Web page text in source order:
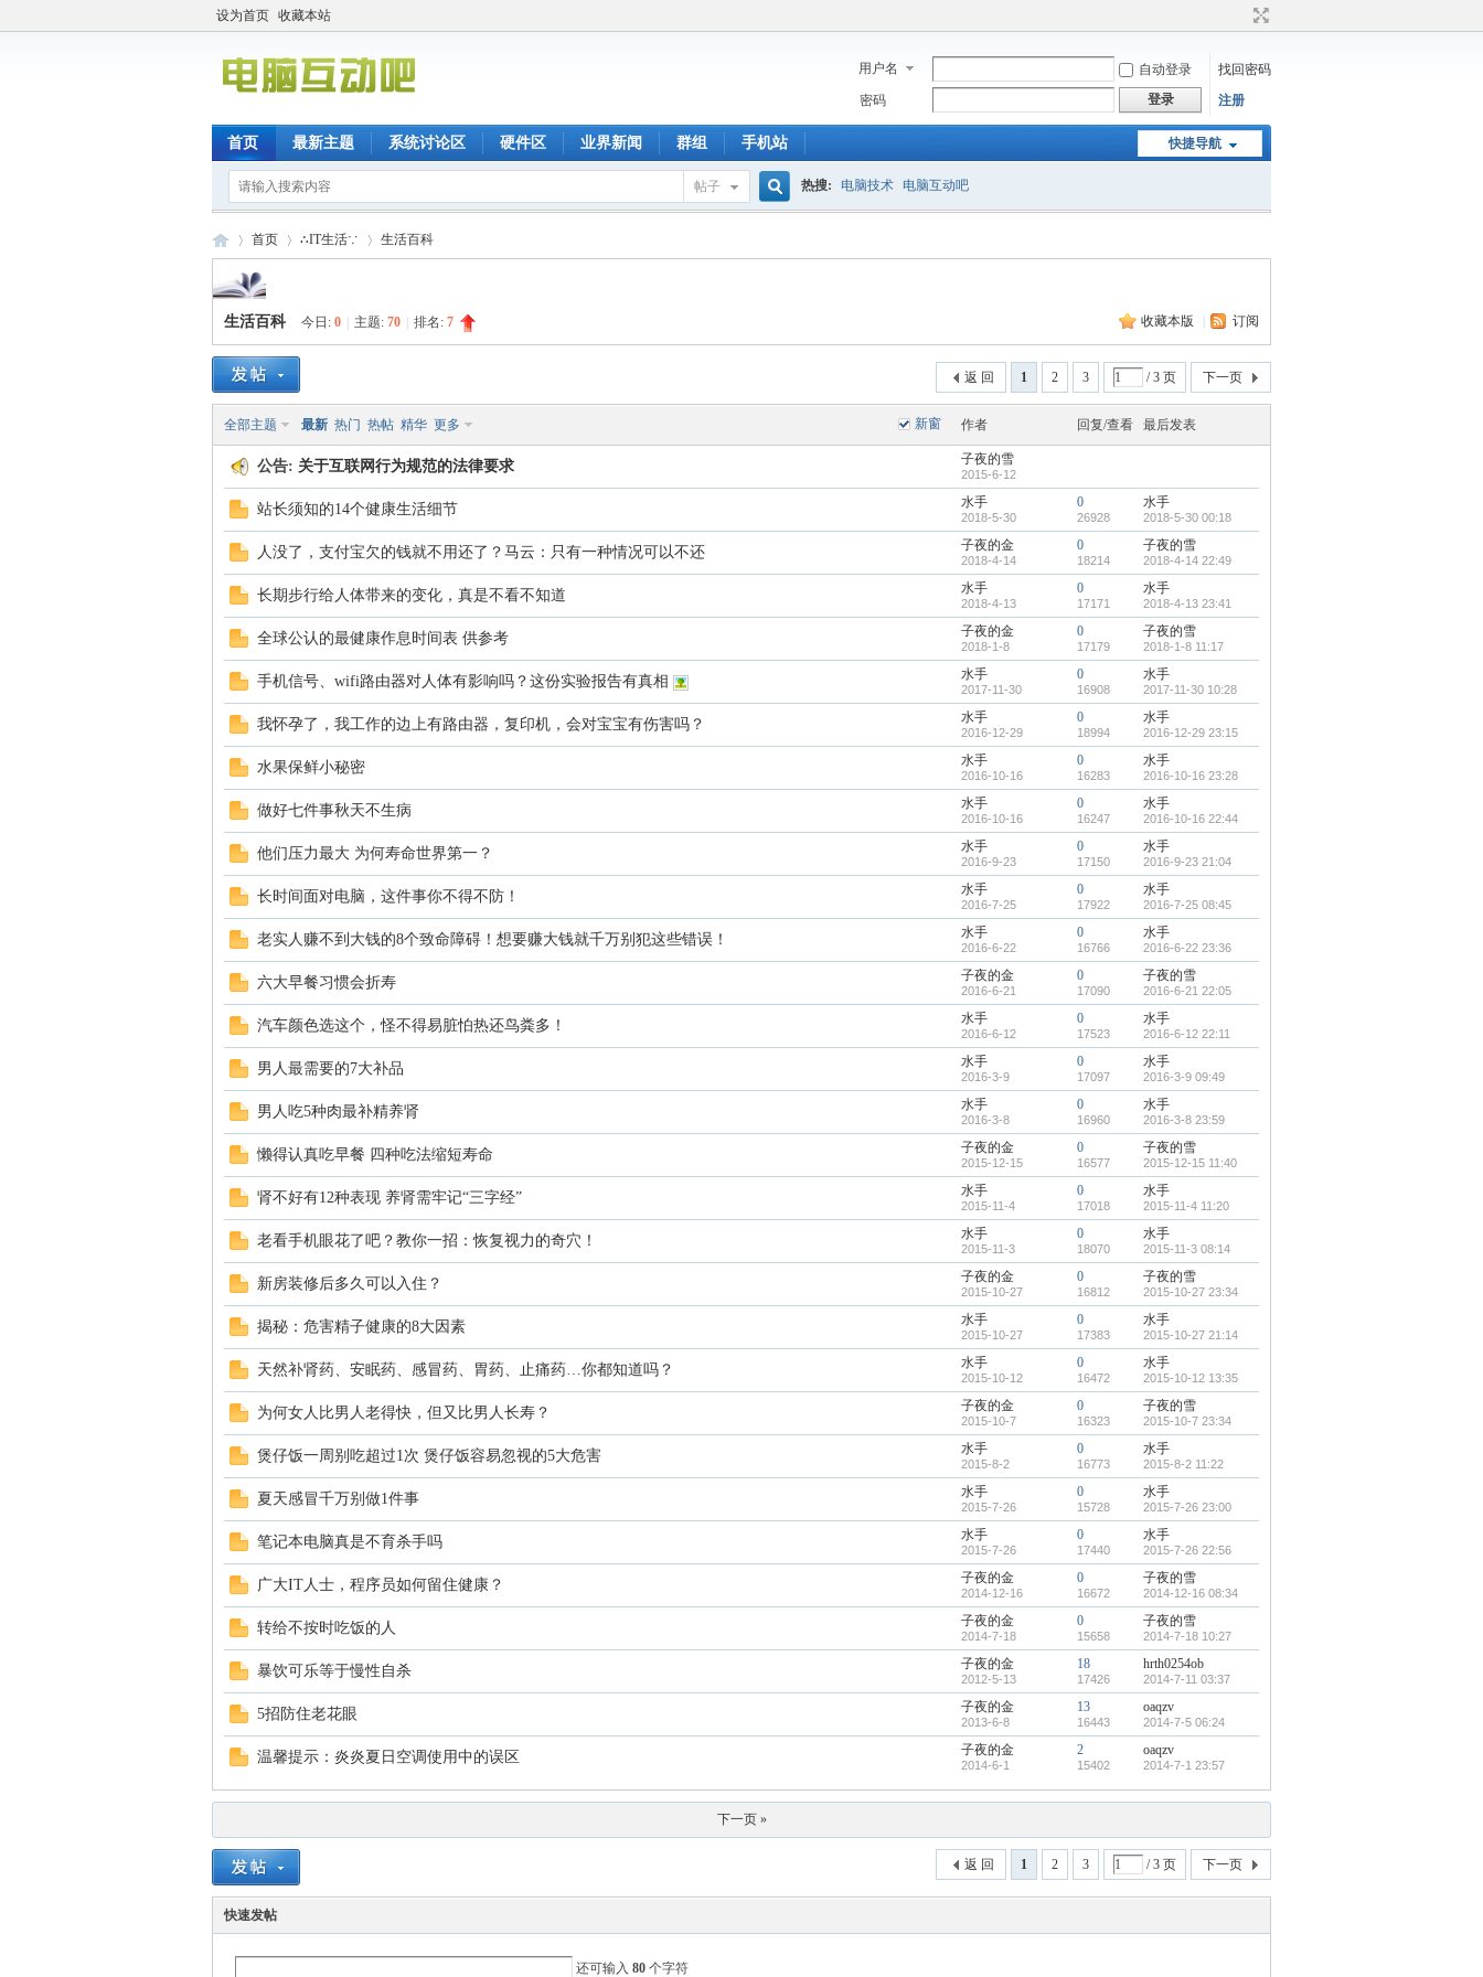
设为首页 收藏本站
用户名 自动登录
找回密码
密码
登录 注册
快捷导航
首页 最新主题 系统讨论区 硬件区 业界新闻 群组 手机站
帖子 热搜: 电脑技术 电脑互动吧
吧
首页 ∴IT生活∵ 生活百科
收藏本版 订阅
生活百科 今日: 0 主题: 70 排名: 7
1 2 3 / 3 页 下一页
返 回
新窗
全部主题 最新 热门 热帖 精华 更多 作者 回复/查看 最后发表
公告: 关于互联网行为规范的法律要求 子夜的雪
2015-6-12
站长须知的14个健康生活细节 水手
2018-5-30
0
26928
水手
2018-5-30 00:18
人没了，支付宝欠的钱就不用还了？马云：只有一种情况可以不还 子夜的金
2018-4-14
0
18214
子夜的雪
2018-4-14 22:49
长期步行给人体带来的变化，真是不看不知道 水手
2018-4-13
0
17171
水手
2018-4-13 23:41
全球公认的最健康作息时间表 供参考 子夜的金
2018-1-8
0
17179
子夜的雪
2018-1-8 11:17
手机信号、wifi路由器对人体有影响吗？这份实验报告有真相 水手
2017-11-30
0
16908
水手
2017-11-30 10:28
我怀孕了，我工作的边上有路由器，复印机，会对宝宝有伤害吗？ 水手
2016-12-29
0
18994
水手
2016-12-29 23:15
水果保鲜小秘密 水手
2016-10-16
0
16283
水手
2016-10-16 23:28
做好七件事秋天不生病 水手
2016-10-16
0
16247
水手
2016-10-16 22:44
他们压力最大 为何寿命世界第一？ 水手
2016-9-23
0
17150
水手
2016-9-23 21:04
长时间面对电脑，这件事你不得不防！ 水手
2016-7-25
0
17922
水手
2016-7-25 08:45
老实人赚不到大钱的8个致命障碍！想要赚大钱就千万别犯这些错误！ 水手
2016-6-22
0
16766
水手
2016-6-22 23:36
六大早餐习惯会折寿 子夜的金
2016-6-21
0
17090
子夜的雪
2016-6-21 22:05
汽车颜色选这个，怪不得易脏怕热还鸟粪多！ 水手
2016-6-12
0
17523
水手
2016-6-12 22:11
男人最需要的7大补品 水手
2016-3-9
0
17097
水手
2016-3-9 09:49
男人吃5种肉最补精养肾 水手
2016-3-8
0
16960
水手
2016-3-8 23:59
懒得认真吃早餐 四种吃法缩短寿命 子夜的金
2015-12-15
0
16577
子夜的雪
2015-12-15 11:40
肾不好有12种表现 养肾需牢记“三字经” 水手
2015-11-4
0
17018
水手
2015-11-4 11:20
老看手机眼花了吧？教你一招：恢复视力的奇穴！ 水手
2015-11-3
0
18070
水手
2015-11-3 08:14
新房装修后多久可以入住？ 子夜的金
2015-10-27
0
16812
子夜的雪
2015-10-27 23:34
揭秘：危害精子健康的8大因素 水手
2015-10-27
0
17383
水手
2015-10-27 21:14
天然补肾药、安眠药、感冒药、胃药、止痛药…你都知道吗？ 水手
2015-10-12
0
16472
水手
2015-10-12 13:35
为何女人比男人老得快，但又比男人长寿？ 子夜的金
2015-10-7
0
16323
子夜的雪
2015-10-7 23:34
煲仔饭一周别吃超过1次 煲仔饭容易忽视的5大危害 水手
2015-8-2
0
16773
水手
2015-8-2 11:22
夏天感冒千万别做1件事 水手
2015-7-26
0
15728
水手
2015-7-26 23:00
笔记本电脑真是不育杀手吗 水手
2015-7-26
0
17440
水手
2015-7-26 22:56
广大IT人士，程序员如何留住健康？ 子夜的金
2014-12-16
0
16672
子夜的雪
2014-12-16 08:34
转给不按时吃饭的人 子夜的金
2014-7-18
0
15658
子夜的雪
2014-7-18 10:27
暴饮可乐等于慢性自杀 子夜的金
2012-5-13
18
17426
hrth0254ob
2014-7-11 03:37
5招防住老花眼 子夜的金
2013-6-8
13
16443
oaqzv
2014-7-5 06:24
温馨提示：炎炎夏日空调使用中的误区 子夜的金
2014-6-1
2
15402
oaqzv
2014-7-1 23:57
下一页 »
1 2 3 / 3 页 下一页
返 回
快速发帖
还可输入 80 个字符